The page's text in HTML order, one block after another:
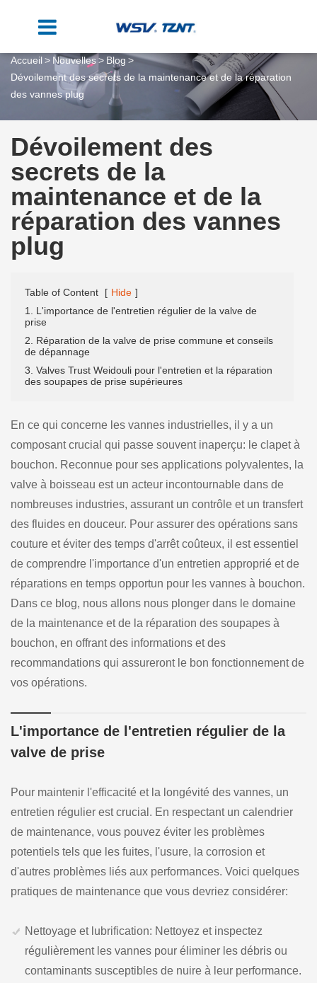
Accueil Nouvelles
Blog
Dévoilement des secrets de la maintenance et de la réparation
des vannes plug
Dévoilement des
secrets de la
maintenance et de la
réparation des vannes
plug
Table of Content [ Hide ]
1. L'importance de l'entretien régulier de la valve de
prise
2. Réparation de la valve de prise commune et conseils
de dépannage
3. Valves Trust Weidouli pour l'entretien et la réparation
des soupapes de prise supérieures
En ce qui concerne les vannes industrielles, il y a un
composant crucial qui passe souvent inaperçu: le clapet à
bouchon. Reconnue pour ses applications polyvalentes, la
valve à boisseau est un acteur incontournable dans de
nombreuses industries, assurant un contrôle et un transfert
des fluides en douceur. Pour assurer des opérations sans
couture et éviter des temps d'arrêt coûteux, il est essentiel
de comprendre l'importance d'un entretien approprié et de
réparations en temps opportun pour les vannes à bouchon.
Dans ce blog, nous allons nous plonger dans le domaine
de la maintenance et de la réparation des soupapes à
bouchon, en offrant des informations et des
recommandations qui assureront le bon fonctionnement de
vos opérations.
L'importance de l'entretien régulier de la
valve de prise
Pour maintenir l'efficacité et la longévité des vannes, un
entretien régulier est crucial. En respectant un calendrier
de maintenance, vous pouvez éviter les problèmes
potentiels tels que les fuites, l'usure, la corrosion et
d'autres problèmes liés aux performances. Voici quelques
pratiques de maintenance que vous devriez considérer:
Nettoyage et lubrification: Nettoyez et inspectez
régulièrement les vannes pour éliminer les débris ou
contaminants susceptibles de nuire à leur performance.